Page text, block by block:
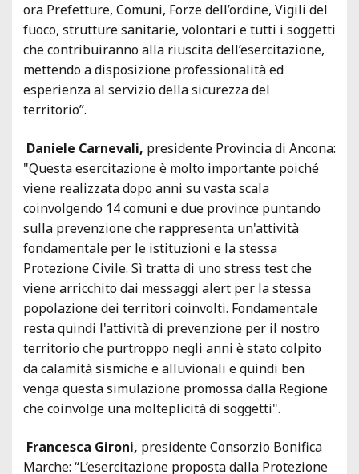
ora Prefetture, Comuni, Forze dell’ordine, Vigili del
fuoco, strutture sanitarie, volontari e tutti i soggetti
che contribuiranno alla riuscita dell’esercitazione,
mettendo a disposizione professionalità ed
esperienza al servizio della sicurezza del
territorio”.
Daniele Carnevali, presidente Provincia di Ancona:
"Questa esercitazione è molto importante poiché
viene realizzata dopo anni su vasta scala
coinvolgendo 14 comuni e due province puntando
sulla prevenzione che rappresenta un'attività
fondamentale per le istituzioni e la stessa
Protezione Civile. Sì tratta di uno stress test che
viene arricchito dai messaggi alert per la stessa
popolazione dei territori coinvolti. Fondamentale
resta quindi l'attività di prevenzione per il nostro
territorio che purtroppo negli anni è stato colpito
da calamità sismiche e alluvionali e quindi ben
venga questa simulazione promossa dalla Regione
che coinvolge una molteplicità di soggetti".
Francesca Gironi, presidente Consorzio Bonifica
Marche: “L’esercitazione proposta dalla Protezione